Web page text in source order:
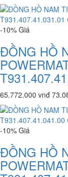
-10% Giá
ĐỒNG HỒ
65.772.000 vnđ
-10% Giá
ĐỒNG HỒ